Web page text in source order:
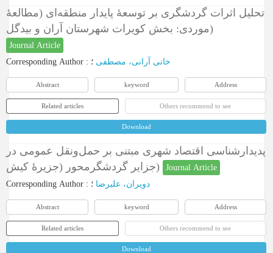
تحلیل اثرات گردشگری بر توسعۀ پایدار منطقه‌ای (مطالعۀ
موردی: بخش کویرات شهرستان آران و بیدگل)
Journal Article
Corresponding Author : خانی آرانی، مصطفی ؛
Abstract keyword Address
Related articles Others recommend to see
Download
پدیدارشناسی اقتصاد شهری مبتنی بر حمل‌ونقل عمومی در
جزایر گردشگرمحور (جزیرۀ کیش)
Journal Article
Corresponding Author : دویران، علیرضا ؛
Abstract keyword Address
Related articles Others recommend to see
Download